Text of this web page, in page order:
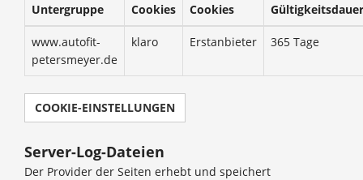
Untergruppe
Cookies
Cookies
Gültigkeitsdauer
www.autofit-
petersmeyer.de
klaro Erstanbieter 365 Tage
COOKIE-EINSTELLUNGEN
Server-Log-Dateien
Der Provider der Seiten erhebt und speichert